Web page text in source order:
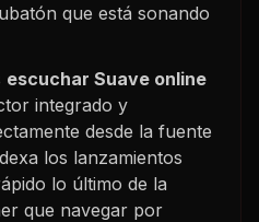
que está sonando
escuchar Suave online
integrado y
desde la fuente
los lanzamientos
lo último de la
que navegar por